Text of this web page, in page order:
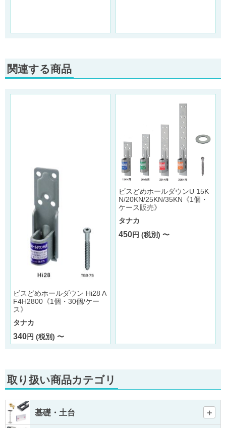
関連する商品
ビスどめホールダウン Hi28 A
F4H2800《1個・30個/ケー
ス》
タナカ
340円 (税別) 〜
ビスどめホールダウンU 15K
N/20KN/25KN/35KN《1個・
ケース販売》
タナカ
450円 (税別) 〜
取り扱い商品カテゴリ
基礎・土台